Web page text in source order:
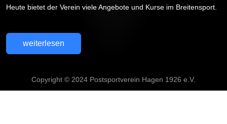
Heute bietet der Verein viele Angebote und Kurse im Breitensport.
weiterlesen
Copyright © 2024 Postsportverein Hagen 1926 e.V.